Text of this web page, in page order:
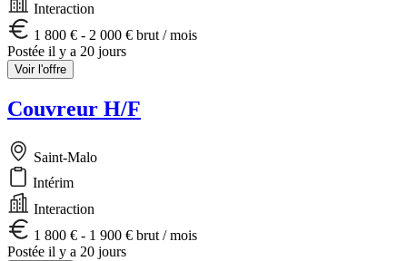
Interaction
1 800 € - 2 000 € brut / mois
Postée il y a 20 jours
Voir l'offre
Couvreur H/F
Saint-Malo
Intérim
Interaction
1 800 € - 1 900 € brut / mois
Postée il y a 20 jours